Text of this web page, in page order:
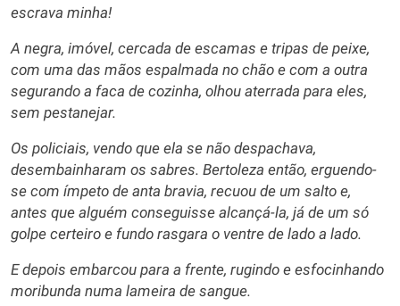
escrava minha!
A negra, imóvel, cercada de escamas e tripas de peixe,
com uma das mãos espalmada no chão e com a outra
segurando a faca de cozinha, olhou aterrada para eles,
sem pestanejar.
Os policiais, vendo que ela se não despachava,
desembainharam os sabres. Bertoleza então, erguendo-
se com ímpeto de anta bravia, recuou de um salto e,
antes que alguém conseguisse alcançá-la, já de um só
golpe certeiro e fundo rasgara o ventre de lado a lado.
E depois embarcou para a frente, rugindo e esfocinhando
moribunda numa lameira de sangue.